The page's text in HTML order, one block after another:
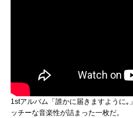
1stアルバム「誰かに届きますように
ッチーな音楽性が詰まった一枚だ。